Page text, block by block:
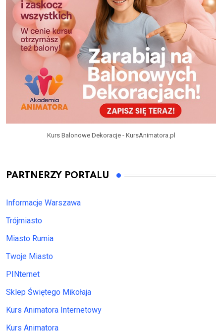
Kurs Balonowe Dekoracje - KursAnimatora.pl
PARTNERZY PORTALU
Informacje Warszawa
Trójmiasto
Miasto Rumia
Twoje Miasto
PINternet
Sklep Świętego Mikołaja
Kurs Animatora Internetowy
Kurs Animatora